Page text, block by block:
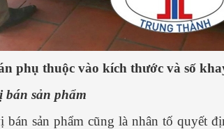
phụ thuộc vào kích thước và số
bán sản phẩm
sản phẩm cũng là nhân tố quyết